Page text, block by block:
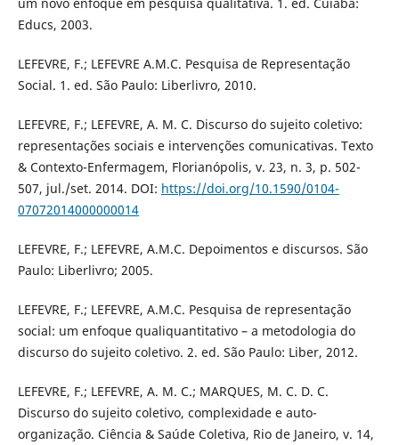
Educs, 2003.
LEFEVRE, F.; LEFEVRE A.M.C. Pesquisa de Representação
Social. 1. ed. São Paulo: Liberlivro, 2010.
LEFEVRE, F.; LEFEVRE, A. M. C. Discurso do sujeito coletivo:
representações sociais e intervenções comunicativas. Texto
& Contexto-Enfermagem, Florianópolis, v. 23, n. 3, p. 502-
507, jul./set. 2014. DOI: https://doi.org/10.1590/0104-
07072014000000014
LEFEVRE, F.; LEFEVRE, A.M.C. Depoimentos e discursos. São
Paulo: Liberlivro; 2005.
LEFEVRE, F.; LEFEVRE, A.M.C. Pesquisa de representação
social: um enfoque qualiquantitativo – a metodologia do
discurso do sujeito coletivo. 2. ed. São Paulo: Liber, 2012.
LEFEVRE, F.; LEFEVRE, A. M. C.; MARQUES, M. C. D. C.
Discurso do sujeito coletivo, complexidade e auto-
organização. Ciência & Saúde Coletiva, Rio de Janeiro, v. 14,